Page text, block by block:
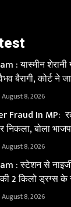
: यास्मीन
बैरागी, कोर्ट ने
August 8, 2026
Fraud In MP:
बोला
August 8, 2026
: स्टेशन से
2 किलो ड्रग्स
August 8, 2026